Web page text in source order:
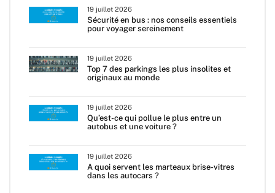
19 juillet 2026
Sécurité en bus : nos conseils essentiels
pour voyager sereinement
19 juillet 2026
Top 7 des parkings les plus insolites et
originaux au monde
19 juillet 2026
Qu’est-ce qui pollue le plus entre un
autobus et une voiture ?
19 juillet 2026
A quoi servent les marteaux brise-vitres
dans les autocars ?